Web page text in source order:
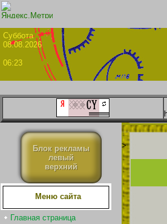
08.08.2026
06:23
Блок рекламы
левый
верхний
Меню сайта
Главная страница
>